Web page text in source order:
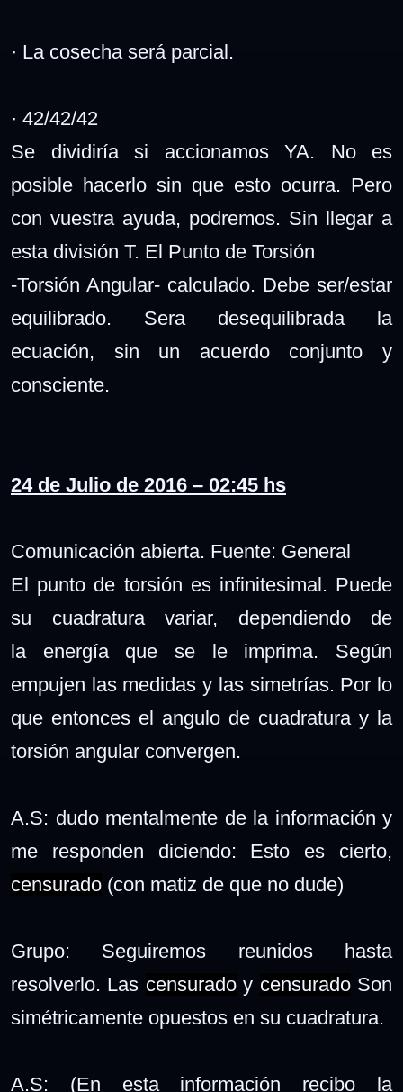
· La cosecha será parcial.
· 42/42/42
Se dividiría si accionamos YA. No es
posible hacerlo sin que esto ocurra. Pero
con vuestra ayuda, podremos. Sin llegar a
esta división T. El Punto de Torsión
-Torsión Angular- calculado. Debe ser/estar
equilibrado. Sera desequilibrada la
ecuación, sin un acuerdo conjunto y
consciente.
24 de Julio de 2016 – 02:45 hs
Comunicación abierta. Fuente: General
El punto de torsión es infinitesimal. Puede
su cuadratura variar, dependiendo de
la energía que se le imprima. Según
empujen las medidas y las simetrías. Por lo
que entonces el angulo de cuadratura y la
torsión angular convergen.
A.S: dudo mentalmente de la información y
me responden diciendo: Esto es cierto,
censurado (con matiz de que no dude)
Grupo: Seguiremos reunidos hasta
resolverlo. Las censuradoy censuradoSon
simétricamente opuestos en su cuadratura.
A.S: (En esta información recibo la